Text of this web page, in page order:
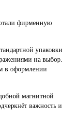
фирменную
упаковки
на выбор.
в оформлении
магнитной
важность и